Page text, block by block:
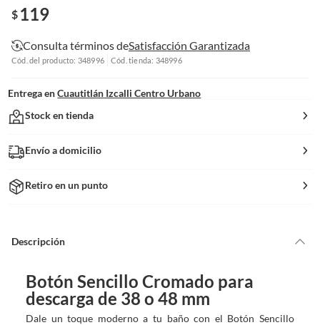
$ 119
Consulta términos deSatisfacción Garantizada
Cód. del producto: 348996 Cód. tienda: 348996
Entrega en Cuautitlán Izcalli Centro Urbano
Stock en tienda
Envío a domicilio
Retiro en un punto
Descripción
Botón Sencillo Cromado para
descarga de 38 o 48 mm
Dale un toque moderno a tu baño con el Botón Sencillo